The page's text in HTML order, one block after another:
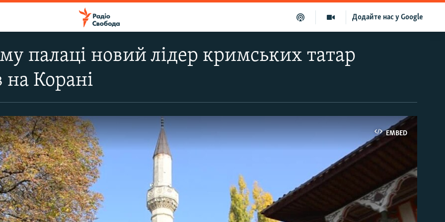
Додайте нас у Google
палаці новий лідер кримських татар
на Корані
EMBED